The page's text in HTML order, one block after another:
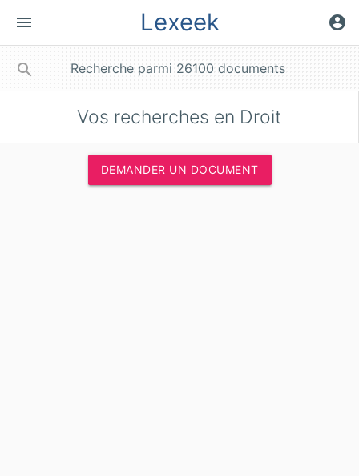
menu Lexeek account_circle
search
Vos recherches en Droit
DEMANDER UN DOCUMENT